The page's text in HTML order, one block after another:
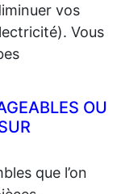
vos
Vous
OU
que l’on